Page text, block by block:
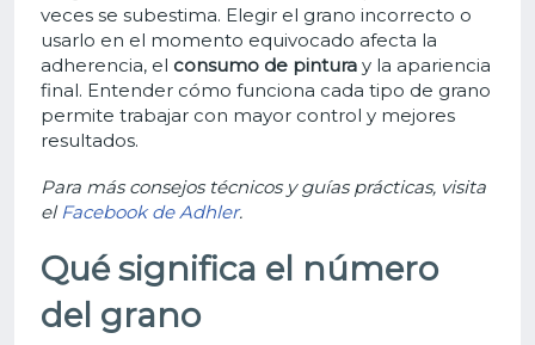
veces se subestima. Elegir el grano incorrecto o
usarlo en el momento equivocado afecta la
adherencia, el consumo de pintura y la apariencia
final. Entender cómo funciona cada tipo de grano
permite trabajar con mayor control y mejores
resultados.
Para más consejos técnicos y guías prácticas, visita
elFacebook de Adhler.
Qué significa el número
del grano